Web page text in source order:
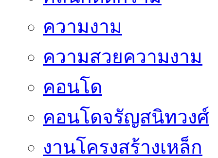
ความงาม
ความสวยความงาม
คอนโด
คอนโดจรัญสนิทวงศ์
งานโครงสร้างเหล็ก